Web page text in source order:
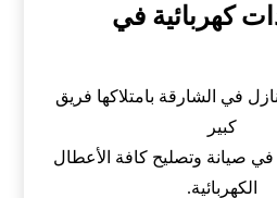
كهربائية في
في الشارقة بامتلاكها فريق
كبير
صيانة وتصليح كافة الأعطال
الكهربائية.